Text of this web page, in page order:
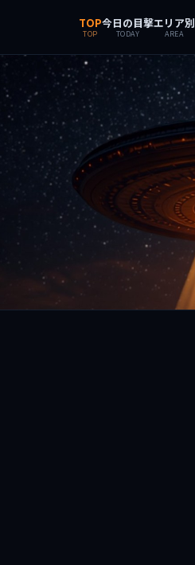
TOP
TOP
今日の目撃
TODAY
エリア別
AREA